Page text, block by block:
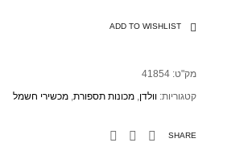
ADD TO WISHLIST
מק"ט: 41854
קטגוריות: וולדן, מכונות תספורת, מכשירי חשמל
SHARE